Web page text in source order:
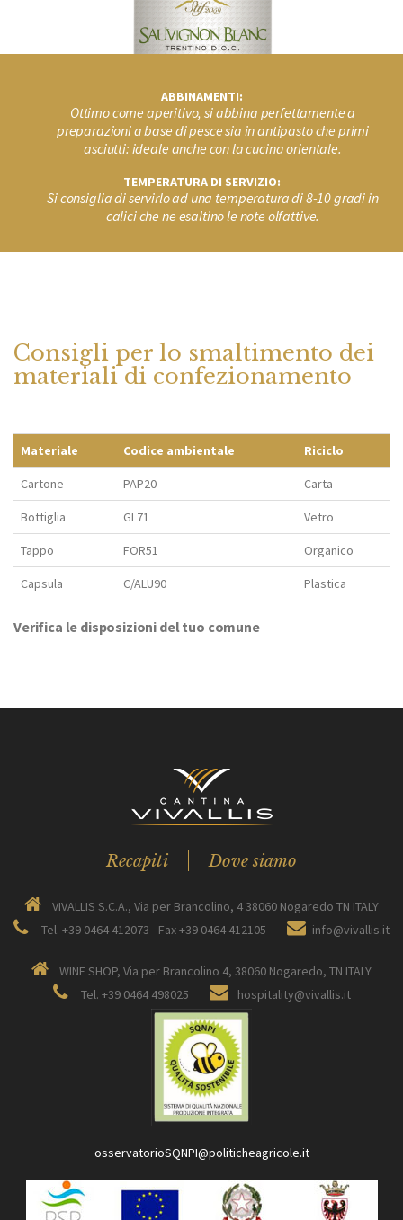
ABBINAMENTI:
Ottimo come aperitivo, si abbina perfettamente a
preparazioni a base di pesce sia in antipasto che primi
asciutti: ideale anche con la cucina orientale.
TEMPERATURA DI SERVIZIO:
Si consiglia di servirlo ad una temperatura di 8-10 gradi in
calici che ne esaltino le note olfattive.
Consigli per lo smaltimento dei
materiali di confezionamento
Materiale Codice ambientale Riciclo
Cartone PAP20 Carta
Bottiglia GL71 Vetro
Tappo FOR51 Organico
Capsula C/ALU90 Plastica
Verifica le disposizioni del tuo comune
Recapiti Dove siamo
VIVALLIS S.C.A., Via per Brancolino, 4 38060 Nogaredo TN ITALY
Tel. +39 0464 412073 - Fax +39 0464 412105
info@vivallis.it
WINE SHOP, Via per Brancolino 4, 38060 Nogaredo, TN ITALY
Tel. +39 0464 498025
hospitality@vivallis.it
osservatorioSQNPI@politicheagricole.it